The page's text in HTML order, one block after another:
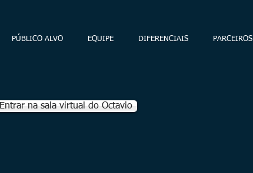
PÚBLICO ALVO EQUIPE DIFERENCIAIS PARCEIROS
Entrar na sala virtual do Octavio